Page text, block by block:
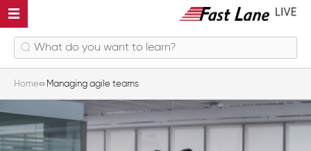
Home Managing agile teams